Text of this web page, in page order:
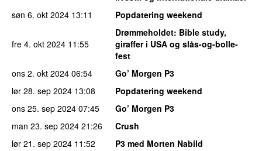
søn 6. okt 2024 13:11 Popdatering weekend
fre 4. okt 2024 11:55
Drømmeholdet: Bible study,
giraffer i USA og slås-og-bolle-
fest
ons 2. okt 2024 06:54
Go’ Morgen P3
lør 28. sep 2024 13:08
Popdatering weekend
ons 25. sep 2024 07:45
Go’ Morgen P3
man 23. sep 2024 21:26
Crush
lør 21. sep 2024 11:52
P3 med Morten Nabild